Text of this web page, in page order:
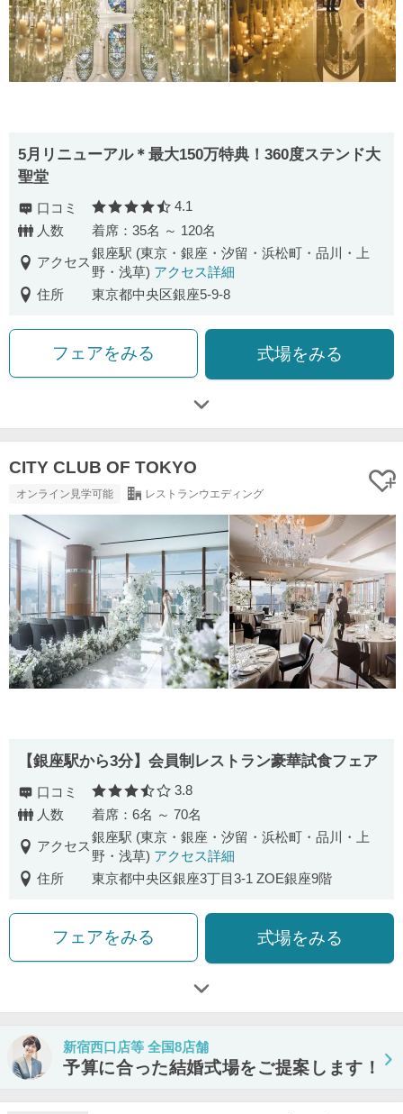
5月リニューアル＊最大150万特典！360度ステンド大
聖堂
口コミ 口コミ評価
4.1
人数
着席：35名 ～ 120名
アクセス
銀座駅 (東京・銀座・汐留・浜松町・品川・上
野・浅草) アクセス詳細
住所
東京都中央区銀座5-9-8
フェアをみる 式場をみる
CITY CLUB OF TOKYO
オンライン見学可能 レストランウエディング
【銀座駅から3分】会員制レストラン豪華試食フェア
口コミ 口コミ評価
3.8
人数
着席：6名 ～ 70名
アクセス
銀座駅 (東京・銀座・汐留・浜松町・品川・上
野・浅草) アクセス詳細
住所
東京都中央区銀座3丁目3-1 ZOE銀座9階
フェアをみる 式場をみる
新宿西口店等 全国8店舗
予算に合った結婚式場をご提案します！